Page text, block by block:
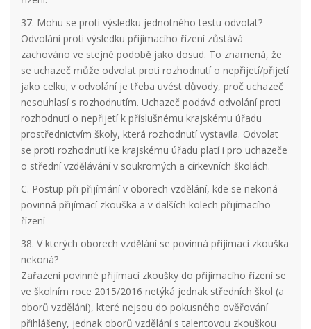
37. Mohu se proti výsledku jednotného testu odvolat?
Odvolání proti výsledku přijímacího řízení zůstává
zachováno ve stejné podobě jako dosud. To znamená, že
se uchazeč může odvolat proti rozhodnutí o nepřijetí/přijetí
jako celku; v odvolání je třeba uvést důvody, proč uchazeč
nesouhlasí s rozhodnutím. Uchazeč podává odvolání proti
rozhodnutí o nepřijetí k příslušnému krajskému úřadu
prostřednictvím školy, která rozhodnutí vystavila. Odvolat
se proti rozhodnutí ke krajskému úřadu platí i pro uchazeče
o střední vzdělávání v soukromých a církevních školách.
C. Postup při přijímání v oborech vzdělání, kde se nekoná
povinná přijímací zkouška a v dalších kolech přijímacího
řízení
38. V kterých oborech vzdělání se povinná přijímací zkouška
nekoná?
Zařazení povinné přijímací zkoušky do přijímacího řízení se
ve školním roce 2015/2016 netýká jednak středních škol (a
oborů vzdělání), které nejsou do pokusného ověřování
přihlášeny, jednak oborů vzdělání s talentovou zkouškou